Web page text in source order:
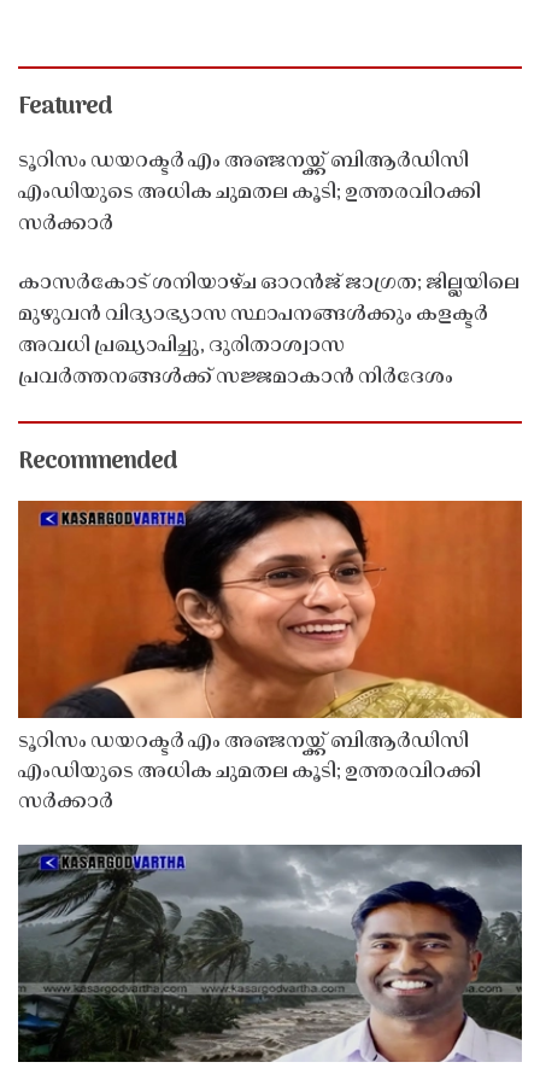
Featured
ടൂറിസം ഡയറക്ടർ എം അഞ്ജനയ്ക്ക് ബിആർഡിസി
എംഡിയുടെ അധിക ചുമതല കൂടി; ഉത്തരവിറക്കി
സർക്കാർ
കാസർകോട് ശനിയാഴ്ച ഓറൻജ് ജാഗ്രത; ജില്ലയിലെ
മുഴുവൻ വിദ്യാഭ്യാസ സ്ഥാപനങ്ങൾക്കും കളക്ടർ
അവധി പ്രഖ്യാപിച്ചു, ദുരിതാശ്വാസ
പ്രവർത്തനങ്ങൾക്ക് സജ്ജമാകാൻ നിർദേശം
Recommended
ടൂറിസം ഡയറക്ടർ എം അഞ്ജനയ്ക്ക് ബിആർഡിസി
എംഡിയുടെ അധിക ചുമതല കൂടി; ഉത്തരവിറക്കി
സർക്കാർ